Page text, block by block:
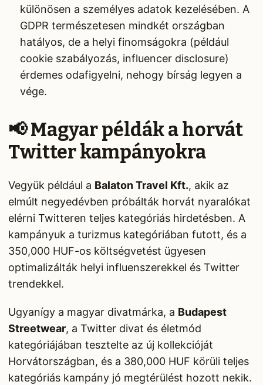
különösen a személyes adatok kezelésében. A
GDPR természetesen mindkét országban
hatályos, de a helyi finomságokra (például
cookie szabályozás, influencer disclosure)
érdemes odafigyelni, nehogy bírság legyen a
vége.
📢 Magyar példák a horvát
Twitter kampányokra
Vegyük például a Balaton Travel Kft., akik az
elmúlt negyedévben próbálták horvát nyaralókat
elérni Twitteren teljes kategóriás hirdetésben. A
kampányuk a turizmus kategóriában futott, és a
350,000 HUF-os költségvetést ügyesen
optimalizálták helyi influenszerekkel és Twitter
trendekkel.
Ugyanígy a magyar divatmárka, a Budapest
Streetwear, a Twitter divat és életmód
kategóriájában tesztelte az új kollekcióját
Horvátországban, és a 380,000 HUF körüli teljes
kategóriás kampány jó megtérülést hozott nekik.